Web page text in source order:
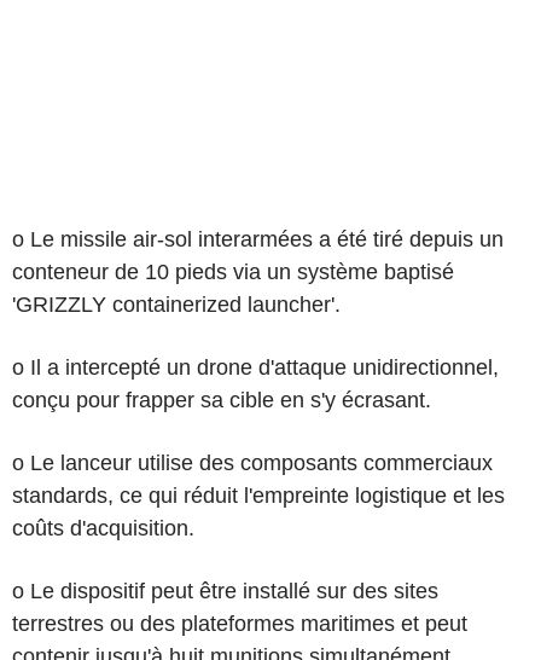
o Le missile air-sol interarmées a été tiré depuis un
conteneur de 10 pieds via un système baptisé
'GRIZZLY containerized launcher'.
o Il a intercepté un drone d'attaque unidirectionnel,
conçu pour frapper sa cible en s'y écrasant.
o Le lanceur utilise des composants commerciaux
standards, ce qui réduit l'empreinte logistique et les
coûts d'acquisition.
o Le dispositif peut être installé sur des sites
terrestres ou des plateformes maritimes et peut